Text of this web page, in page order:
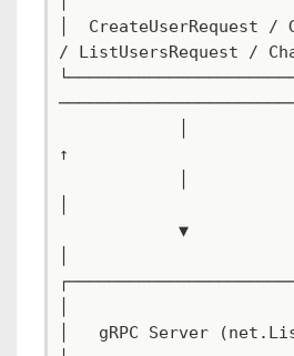
│  CreateUserRequest /
/ ListUsersRequest /
↑
│   gRPC Server